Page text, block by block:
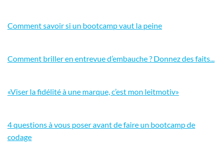
Comment savoir si un bootcamp vaut la peine
Comment briller en entrevue d’embauche ? Donnez des faits...
«Viser la fidélité à une marque, c’est mon leitmotiv»
4 questions à vous poser avant de faire un bootcamp de
codage